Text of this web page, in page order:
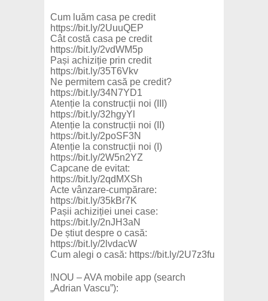
Cum luăm casa pe credit
https://bit.ly/2UuuQEP
Cât costă casa pe credit
https://bit.ly/2vdWM5p
Pași achiziție prin credit
https://bit.ly/35T6Vkv
Ne permitem casă pe credit?
https://bit.ly/34N7YD1
Atenție la construcții noi (III)
https://bit.ly/32hgyYl
Atenție la construcții noi (II)
https://bit.ly/2poSF3N
Atenție la construcții noi (I)
https://bit.ly/2W5n2YZ
Capcane de evitat:
https://bit.ly/2qdMXSh
Acte vânzare-cumpărare:
https://bit.ly/35kBr7K
Pașii achiziției unei case:
https://bit.ly/2nJH3aN
De știut despre o casă:
https://bit.ly/2lvdacW
Cum alegi o casă: https://bit.ly/2U7z3fu
!NOU – AVA mobile app (search
„Adrian Vascu”):